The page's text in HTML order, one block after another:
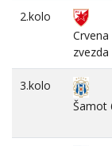
2.kolo
Crvena
zvezda
3.kolo
Šamot